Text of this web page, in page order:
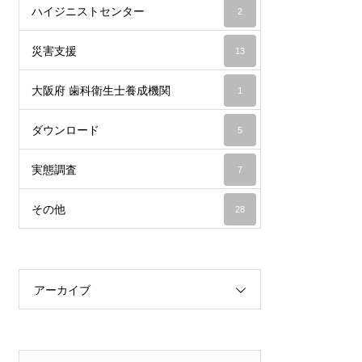
ハイジニストセンター 2
災害支援 13
大阪府 歯科衛生士養成機関 1
ダウンロード 5
実態調査 7
その他 28
アーカイブ